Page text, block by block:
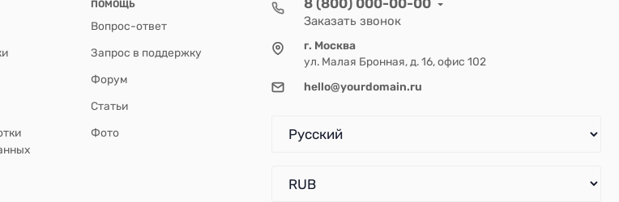
ПОМОЩЬ
Вопрос-ответ
Запрос в поддержку
Форум
Статьи
Фото
8 (800) 000-00-00
Заказать звонок
г. Москва
ул. Малая Бронная, д. 16, офис 102
hello@yourdomain.ru